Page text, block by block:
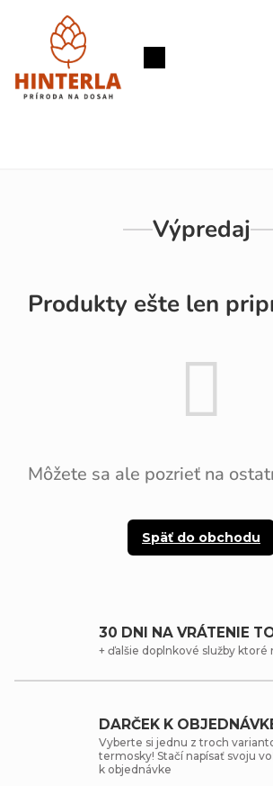
Nákupný
Výpredaj
Produkty ešte len
Môžete sa ale pozrieť na
Späť do obchodu
30 DNI NA VRÁTENIE
+ ďalšie doplnkové služby ktoré
DARČEK K
Vyberte si jednu z troch
termosky! Stačí napísať svoju
k objednávke